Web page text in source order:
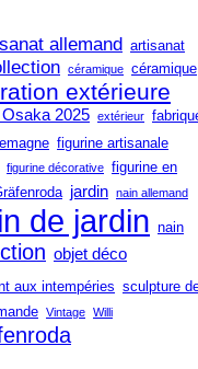
allemand artisanat
céramique céramique
extérieure
2025 extérieur
figurine artisanale
figurine décorative figurine en
jardin nain allemand
de jardin nain
objet déco
aux intempéries sculpture
Vintage Willi